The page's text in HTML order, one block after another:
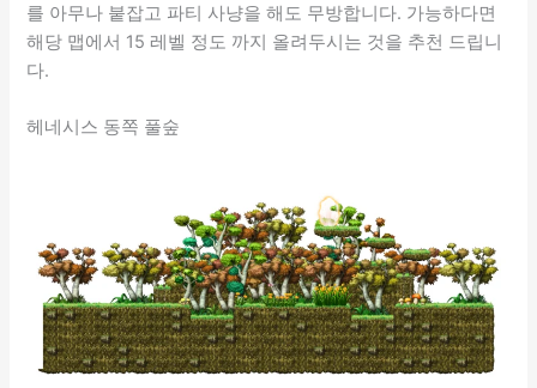
를 아무나 붙잡고 파티 사냥을 해도 무방합니다. 가능하다면
해당 맵에서 15 레벨 정도 까지 올려두시는 것을 추천 드립니
다.
헤네시스 동쪽 풀숲